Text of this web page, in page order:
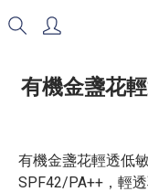
有機金盞花
有機金盞花輕透低
SPF42/PA++，輕